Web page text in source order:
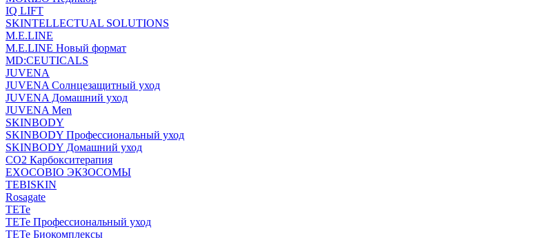
IQ LIFT
SKINTELLECTUAL SOLUTIONS
M.E.LINE
M.E.LINE Новый формат
MD:CEUTICALS
JUVENA
JUVENA Солнцезащитный уход
JUVENA Домашний уход
JUVENA Men
SKINBODY
SKINBODY Профессиональный уход
SKINBODY Домашний уход
CO2 Карбокситерапия
EXOCOBIO ЭКЗОСОМЫ
TEBISKIN
Rosagate
TETe
TETe Профессиональный уход
TETe Биокомплексы